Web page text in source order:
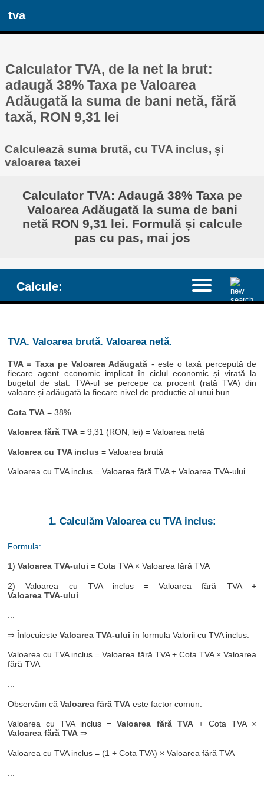
tva
Calculator TVA, de la net la brut:
adaugă 38% Taxa pe Valoarea
Adăugată la suma de bani netă, fără
taxă, RON 9,31 lei
Calculează suma brută, cu TVA inclus, și
valoarea taxei
Calculator TVA: Adaugă 38% Taxa pe
Valoarea Adăugată la suma de bani
netă RON 9,31 lei. Formulă și calcule
pas cu pas, mai jos
Calcule:
TVA. Valoarea brută. Valoarea netă.
TVA = Taxa pe Valoarea Adăugată - este o taxă percepută de
fiecare agent economic implicat în ciclul economic și virată la
bugetul de stat. TVA-ul se percepe ca procent (rată TVA) din
valoare și adăugată la fiecare nivel de producție al unui bun.
Cota TVA = 38%
Valoarea fără TVA = 9,31 (RON, lei) = Valoarea netă
Valoarea cu TVA inclus = Valoarea brută
Valoarea cu TVA inclus = Valoarea fără TVA + Valoarea TVA-ului
1. Calculăm Valoarea cu TVA inclus:
Formula:
1)Valoarea TVA-ului = Cota TVA × Valoarea fără TVA
2) Valoarea cu TVA inclus = Valoarea fără TVA +
Valoarea TVA-ului
...
⇒ ÎnlocuieșteValoarea TVA-ului în formula Valorii cu TVA inclus:
Valoarea cu TVA inclus = Valoarea fără TVA + Cota TVA × Valoarea
fără TVA
Observăm căValoarea fără TVA este factor comun:
Valoarea cu TVA inclus =Valoarea fără TVA+ Cota TVA ×
Valoarea fără TVA ⇒
Valoarea cu TVA inclus = (1 + Cota TVA) × Valoarea fără TVA